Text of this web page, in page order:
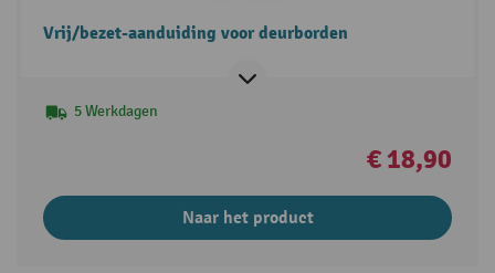
Vrij/bezet-aanduiding voor deurborden
5 Werkdagen
€ 18,90
Naar het product